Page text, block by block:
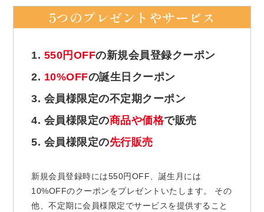
5つのプレゼントやサービス
1. 550円OFFの新規会員登録クーポン
2. 10%OFFの誕生日クーポン
3. 会員様限定の不定期クーポン
4. 会員様限定の商品や価格で販売
5. 会員様限定の先行販売
新規会員登録時には550円OFF、誕生月には
10%OFFのクーポンをプレゼントいたします。 その
他、不定期に会員様限定でサービスを提供すること